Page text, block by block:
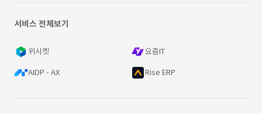
서비스 전체보기
위시켓 요즘IT
AIDP - AX Rise ERP